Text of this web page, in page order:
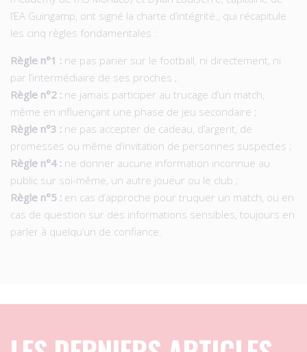
l’EA Guingamp, ont signé la charte d’intégrité., qui récapitule
les cinq règles fondamentales :
Règle n°1 : ne pas parier sur le football, ni directement, ni
par l’intermédiaire de ses proches ;
Règle n°2 : ne jamais participer au trucage d’un match,
même en influençant une phase de jeu secondaire ;
Règle n°3 : ne pas accepter de cadeau, d’argent, de
promesses ou même d’invitation de personnes suspectes ;
Règle n°4 : ne donner aucune information inconnue au
public sur soi-même, un autre joueur ou le club ;
Règle n°5 : en cas d’approche pour truquer un match, ou en
cas de question sur des informations sensibles, toujours en
parler à quelqu’un de confiance.